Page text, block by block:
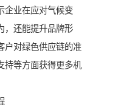
企业在应对气候变
，还能提升品牌形
户对绿色供应链的准
持等方面获得更多机